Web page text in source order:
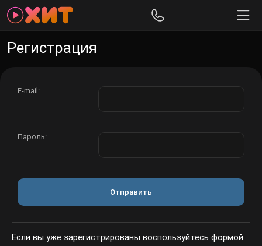
Регистрация
E-mail:
Пароль:
Отправить
Если вы уже зарегистрированы воспользуйтесь формой